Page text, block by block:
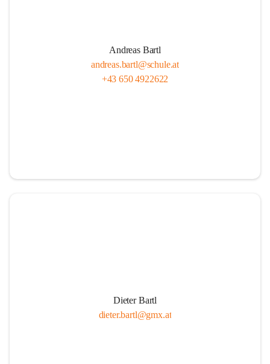
Andreas Bartl
andreas.bartl@schule.at
+43 650 4922622
Dieter Bartl
dieter.bartl@gmx.at